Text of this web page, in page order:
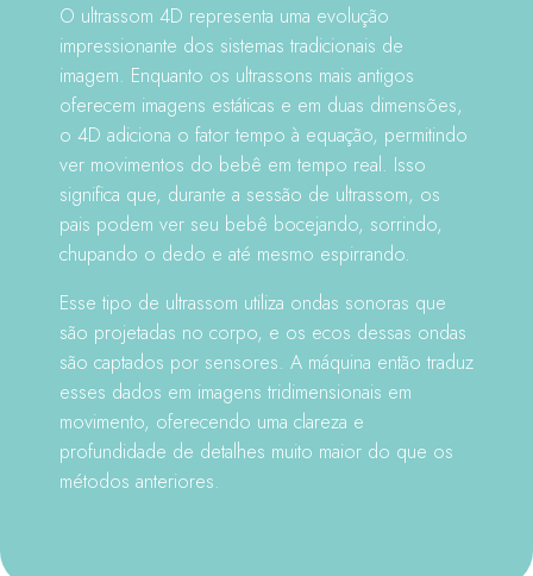
O ultrassom 4D representa uma evolução
impressionante dos sistemas tradicionais de
imagem. Enquanto os ultrassons mais antigos
oferecem imagens estáticas e em duas dimensões,
o 4D adiciona o fator tempo à equação, permitindo
ver movimentos do bebê em tempo real. Isso
significa que, durante a sessão de ultrassom, os
pais podem ver seu bebê bocejando, sorrindo,
chupando o dedo e até mesmo espirrando.
Esse tipo de ultrassom utiliza ondas sonoras que
são projetadas no corpo, e os ecos dessas ondas
são captados por sensores. A máquina então traduz
esses dados em imagens tridimensionais em
movimento, oferecendo uma clareza e
profundidade de detalhes muito maior do que os
métodos anteriores.